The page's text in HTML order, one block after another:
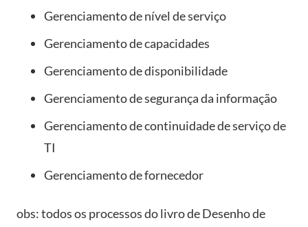
Gerenciamento de nível de serviço
Gerenciamento de capacidades
Gerenciamento de disponibilidade
Gerenciamento de segurança da informação
Gerenciamento de continuidade de serviço de
TI
Gerenciamento de fornecedor
obs: todos os processos do livro de Desenho de